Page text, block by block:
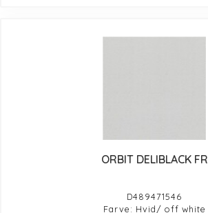
ORBIT DELIBLACK FR
D489471546
Farve: Hvid/ off white